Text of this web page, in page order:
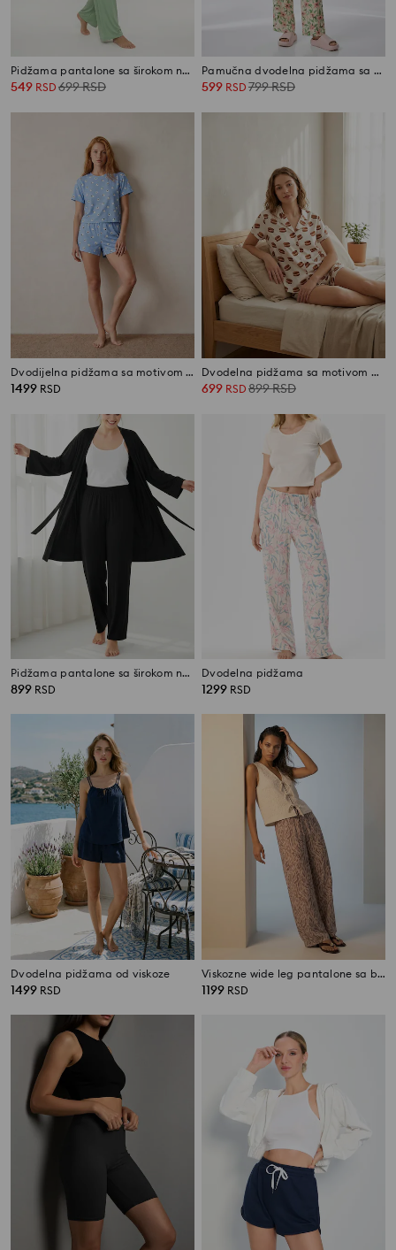
Pidžama pantalone sa širokom nogavicom
549 RSD 699RSD
Pamučna dvodelna pidžama sa cvetnim motivom
599 RSD 799RSD
Dvodijelna pidžama sa motivom ovčica
1499 RSD
Dvodelna pidžama sa motivom makaronsa
699 RSD 899RSD
Pidžama pantalone sa širokom nogavicom
899 RSD
Dvodelna pidžama
1299 RSD
Dvodelna pidžama od viskoze
1499 RSD
Viskozne wide leg pantalone sa biljnim motivom
1199 RSD